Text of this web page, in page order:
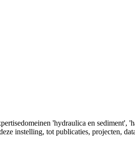
'hydraulica en sediment',
instelling, tot publicaties, projecten,